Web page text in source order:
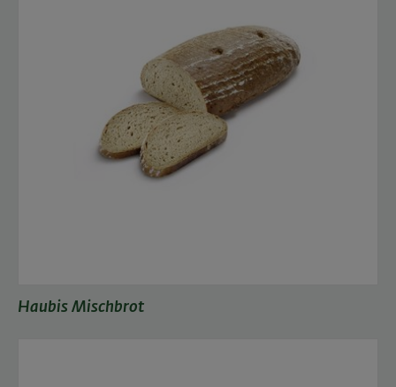
Haubis Mischbrot